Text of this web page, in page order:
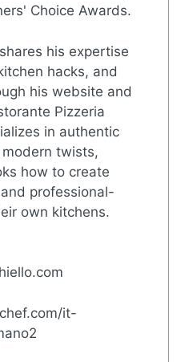
Choice Awards.
his expertise
hacks, and
his website and
Pizzeria
in authentic
twists,
how to create
professional-
own kitchens.
it-